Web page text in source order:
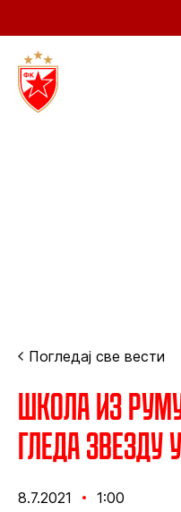
Погледај све вести
Школа из
гледа
8.7.2021 1:00